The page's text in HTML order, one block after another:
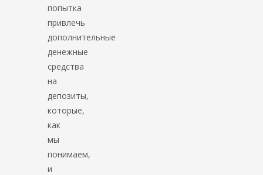
попытка
привлечь
дополнительные
денежные
средства
на
депозиты,
которые,
как
мы
понимаем,
и